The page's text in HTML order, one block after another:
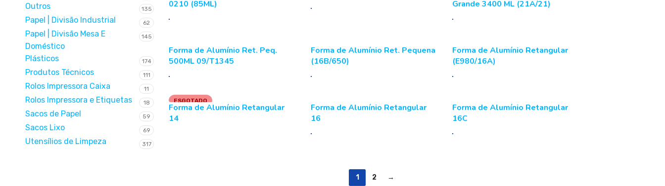
Outros 135
Papel | Divisão Industrial 62
Papel | Divisão Mesa E
Doméstico
145
Plásticos 174
Produtos Técnicos 111
Rolos Impressora Caixa 11
Rolos Impressora e Etiquetas 18
Sacos de Papel 59
Sacos Lixo 69
Utensílios de Limpeza 317
0210 (85ML)
Grande 3400 ML (21A/21)
Forma de Alumínio Ret. Peq.
500ML 09/T1345
Forma de Alumínio Ret. Pequena
(16B/650)
Forma de Alumínio Retangular
(E980/16A)
ESGOTADO
Forma de Alumínio Retangular
14
Forma de Alumínio Retangular
16
Forma de Alumínio Retangular
16C
1 2 →